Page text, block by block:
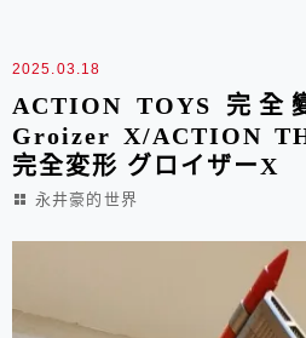
2025.03.18
ACTION TOYS 完
Groizer X/ACTION
完全変形 グロイザーX
永井豪的世界